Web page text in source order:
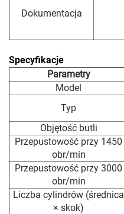
Dokumentacja
Specyfikacje
Parametry
Model
Typ
Objętość butli
Przepustowość przy 1450
obr/min
Przepustowość przy 3000
obr/min
Liczba cylindrów (średnica
× skok)